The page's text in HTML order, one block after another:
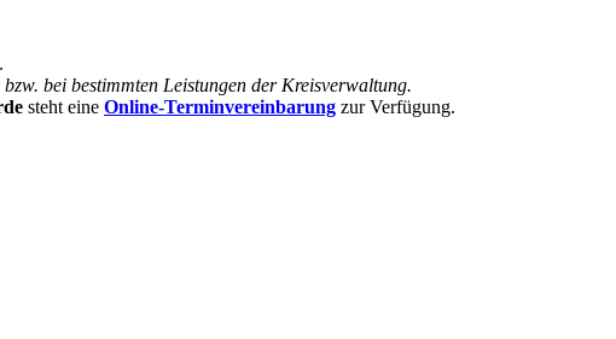
bei bestimmten Leistungen der Kreisverwaltung.
steht eine Online-Terminvereinbarung zur Verfügung.